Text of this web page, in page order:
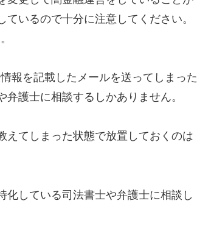
いるので十分に注意してください。
報を記載したメールを送ってしまった
護士に相談するしかありません。
えてしまった状態で放置しておくのは
している司法書士や弁護士に相談し